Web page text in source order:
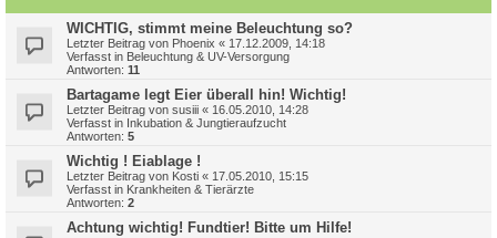
WICHTIG, stimmt meine Beleuchtung so?
Letzter Beitrag von Phoenix « 17.12.2009, 14:18
Verfasst in Beleuchtung & UV-Versorgung
Antworten: 11
Bartagame legt Eier überall hin! Wichtig!
Letzter Beitrag von susiii « 16.05.2010, 14:28
Verfasst in Inkubation & Jungtieraufzucht
Antworten: 5
Wichtig ! Eiablage !
Letzter Beitrag von Kosti « 17.05.2010, 15:15
Verfasst in Krankheiten & Tierärzte
Antworten: 2
Achtung wichtig! Fundtier! Bitte um Hilfe!